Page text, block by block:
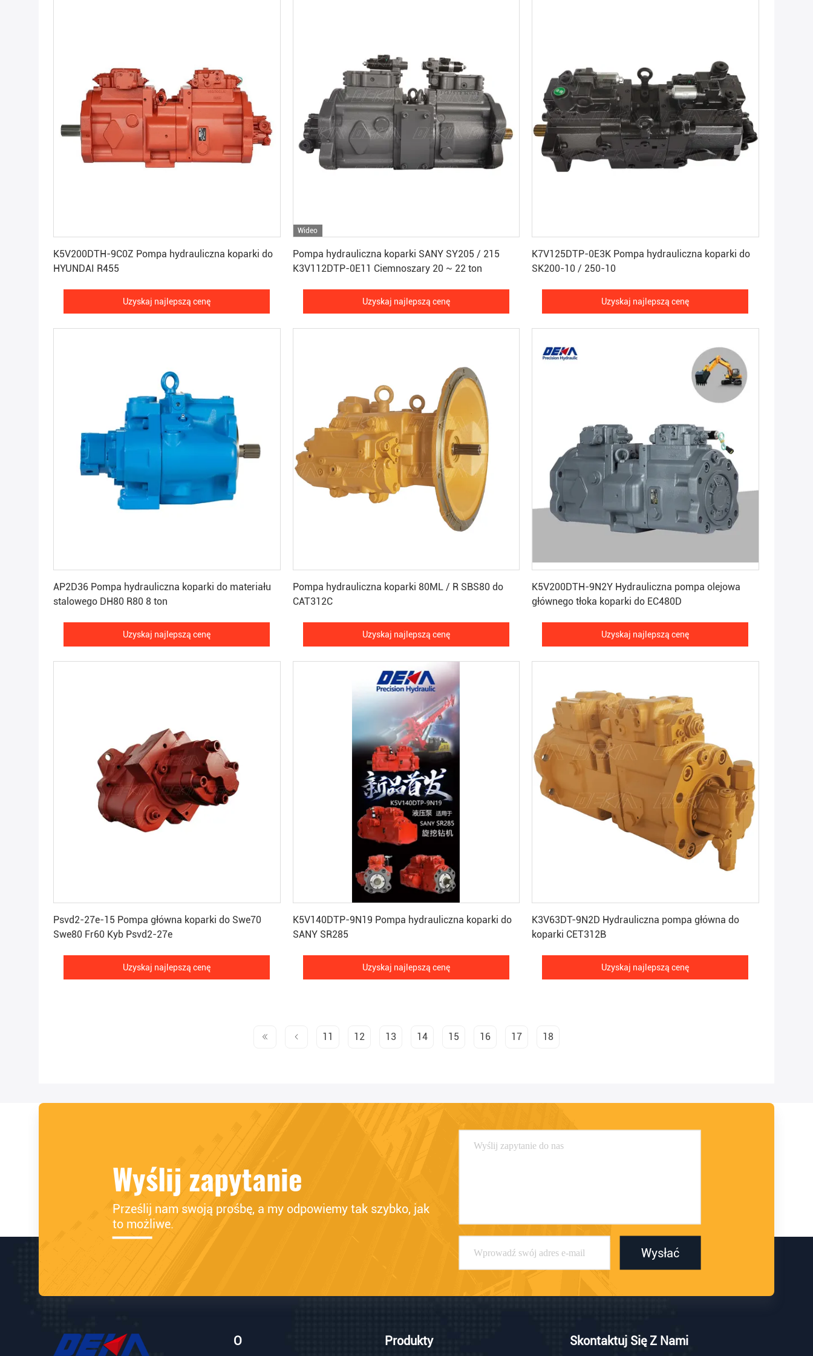
K5V200DTH-9C0Z Pompa hydrauliczna koparki do
HYUNDAI R455
Uzyskaj najlepszą cenę
Wideo
Pompa hydrauliczna koparki SANY SY205 / 215
K3V112DTP-0E11 Ciemnoszary 20 ~ 22 ton
Uzyskaj najlepszą cenę
K7V125DTP-0E3K Pompa hydrauliczna koparki do
SK200-10 / 250-10
Uzyskaj najlepszą cenę
AP2D36 Pompa hydrauliczna koparki do materiału
stalowego DH80 R80 8 ton
Uzyskaj najlepszą cenę
Pompa hydrauliczna koparki 80ML / R SBS80 do
CAT312C
Uzyskaj najlepszą cenę
K5V200DTH-9N2Y Hydrauliczna pompa olejowa
głównego tłoka koparki do EC480D
Uzyskaj najlepszą cenę
Psvd2-27e-15 Pompa główna koparki do Swe70
Swe80 Fr60 Kyb Psvd2-27e
Uzyskaj najlepszą cenę
K5V140DTP-9N19 Pompa hydrauliczna koparki do
SANY SR285
Uzyskaj najlepszą cenę
K3V63DT-9N2D Hydrauliczna pompa główna do
koparki CET312B
Uzyskaj najlepszą cenę
11 12 13 14 15 16 17 18
Wyślij zapytanie
Prześlij nam swoją prośbę, a my odpowiemy tak szybko, jak
to możliwe.
Wysłać
O Produkty Skontaktuj Się Z Nami